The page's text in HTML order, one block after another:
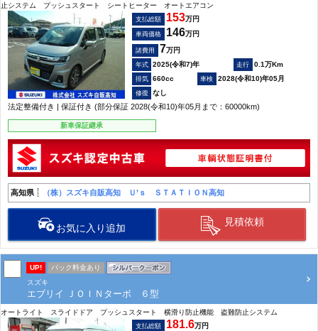
止システム プッシュスタート シートヒーター オートエアコン
支払総額 153万円
車両価格 146万円
諸費用 7万円
2025(令和7)年
0.1万Km
660cc
2028(令和10)年05月
なし
法定整備付き | 保証付き (部分保証 2028(令和10)年05月まで：60000km)
新車保証継承
高知県 （株）スズキ自販高知 Ｕ’ｓ ＳＴＡＴＩＯＮ高知
お気に入り追加
見積依頼
UP!
パック料金あり
スズキ
エブリイ ＪＯＩＮターボ ６型
オートライト スライドドア プッシュスタート 横滑り防止機能 盗難防止システム
支払総額 181.6万円